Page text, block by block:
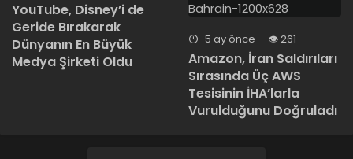
YouTube, Disney’i de
Geride Bırakarak
Dünyanın En Büyük
Medya Şirketi Oldu
5 ay önce 261
Amazon, İran Saldırıları
Sırasında Üç AWS
Tesisinin İHA’larla
Vurulduğunu Doğruladı